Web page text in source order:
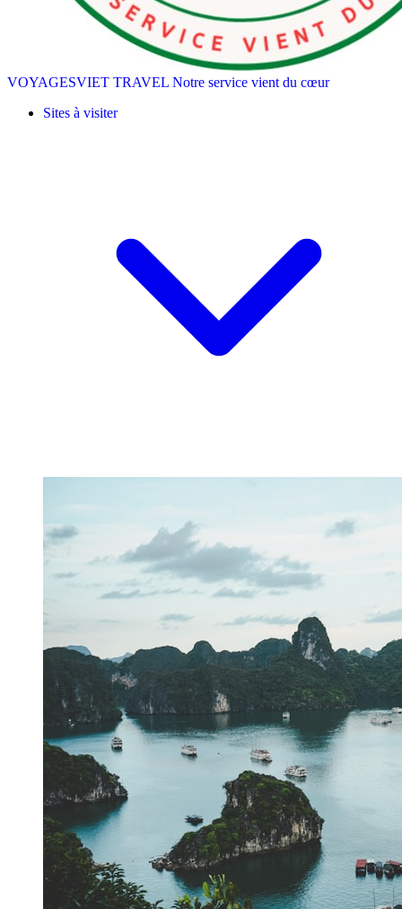
VOYAGESVIET TRAVEL Notre service vient du cœur
Sites à visiter